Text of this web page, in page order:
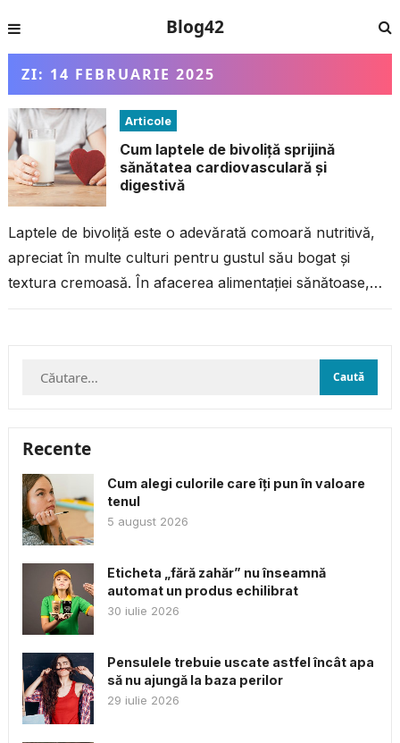
Blog42
ZI: 14 FEBRUARIE 2025
Articole
Cum laptele de bivoliță sprijină
sănătatea cardiovasculară și
digestivă
Laptele de bivoliță este o adevărată comoară nutritivă,
apreciat în multe culturi pentru gustul său bogat și
textura cremoasă. În afacerea alimentației sănătoase,
Caută
Recente
Cum alegi culorile care îți pun în valoare
tenul
5 august 2026
Eticheta „fără zahăr” nu înseamnă
automat un produs echilibrat
30 iulie 2026
Pensulele trebuie uscate astfel încât apa
să nu ajungă la baza perilor
29 iulie 2026